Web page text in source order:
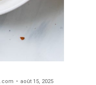
août 15, 2025